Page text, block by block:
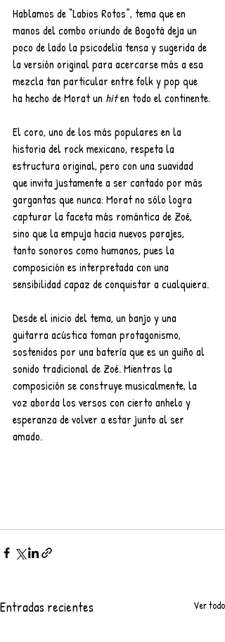
Hablamos de “Labios Rotos”, tema que en
manos del combo oriundo de Bogotá deja un
poco de lado la psicodelia tensa y sugerida de
la versión original para acercarse más a esa
mezcla tan particular entre folk y pop que
ha hecho de Morat un hit en todo el continente.
El coro, uno de los más populares en la
historia del rock mexicano, respeta la
estructura original, pero con una suavidad
que invita justamente a ser cantado por más
gargantas que nunca: Morat no sólo logra
capturar la faceta más romántica de Zoé,
sino que la empuja hacia nuevos parajes,
tanto sonoros como humanos, pues la
composición es interpretada con una
sensibilidad capaz de conquistar a cualquiera.
Desde el inicio del tema, un banjo y una
guitarra acústica toman protagonismo,
sostenidos por una batería que es un guiño al
sonido tradicional de Zoé. Mientras la
composición se construye musicalmente, la
voz aborda los versos con cierto anhelo y
esperanza de volver a estar junto al ser
amado.
Entradas recientes Ver todo